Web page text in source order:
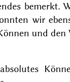
bemerkt.
wir
und